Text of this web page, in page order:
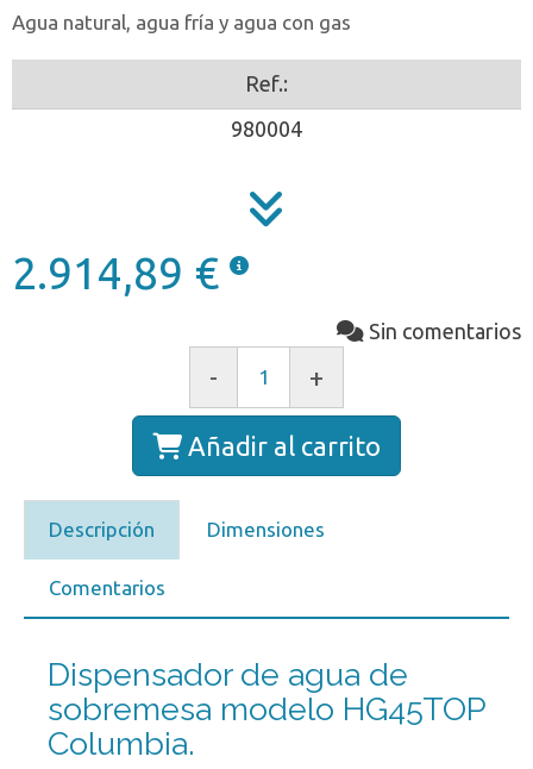
Agua natural, agua fría y agua con gas
Ref.:
980004
2.914,89 €
Sin comentarios
- +
Añadir al carrito
Descripción Dimensiones
Comentarios
Dispensador de agua de
sobremesa modelo HG45TOP
Columbia.